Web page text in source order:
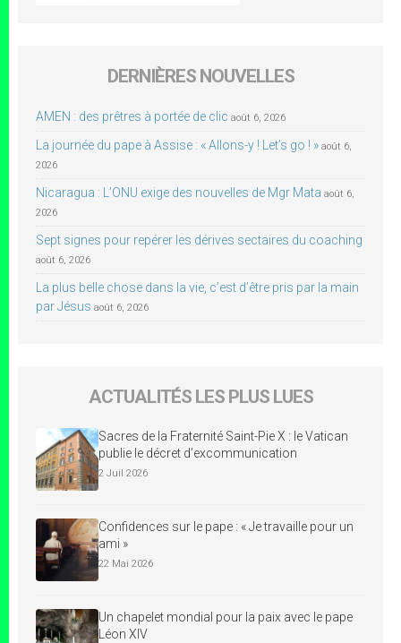
DERNIÈRES NOUVELLES
AMEN : des prêtres à portée de clic août 6, 2026
La journée du pape à Assise : « Allons-y ! Let’s go ! » août 6,
2026
Nicaragua : L’ONU exige des nouvelles de Mgr Mata août 6,
2026
Sept signes pour repérer les dérives sectaires du coaching
août 6, 2026
La plus belle chose dans la vie, c’est d’être pris par la main
par Jésus août 6, 2026
ACTUALITÉS LES PLUS LUES
Sacres de la Fraternité Saint-Pie X : le Vatican
publie le décret d’excommunication
2 Juil 2026
Confidences sur le pape : « Je travaille pour un
ami »
22 Mai 2026
Un chapelet mondial pour la paix avec le pape
Léon XIV